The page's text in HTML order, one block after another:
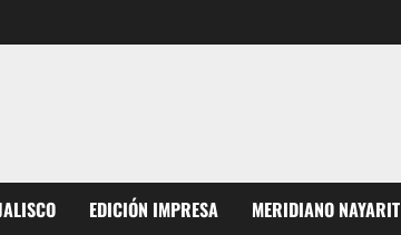
EDICIÓN IMPRESA MERIDIANO NAYARIT